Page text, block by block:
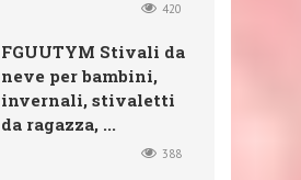
420
FGUUTYM Stivali da
neve per bambini,
invernali, stivaletti
da ragazza, ...
388